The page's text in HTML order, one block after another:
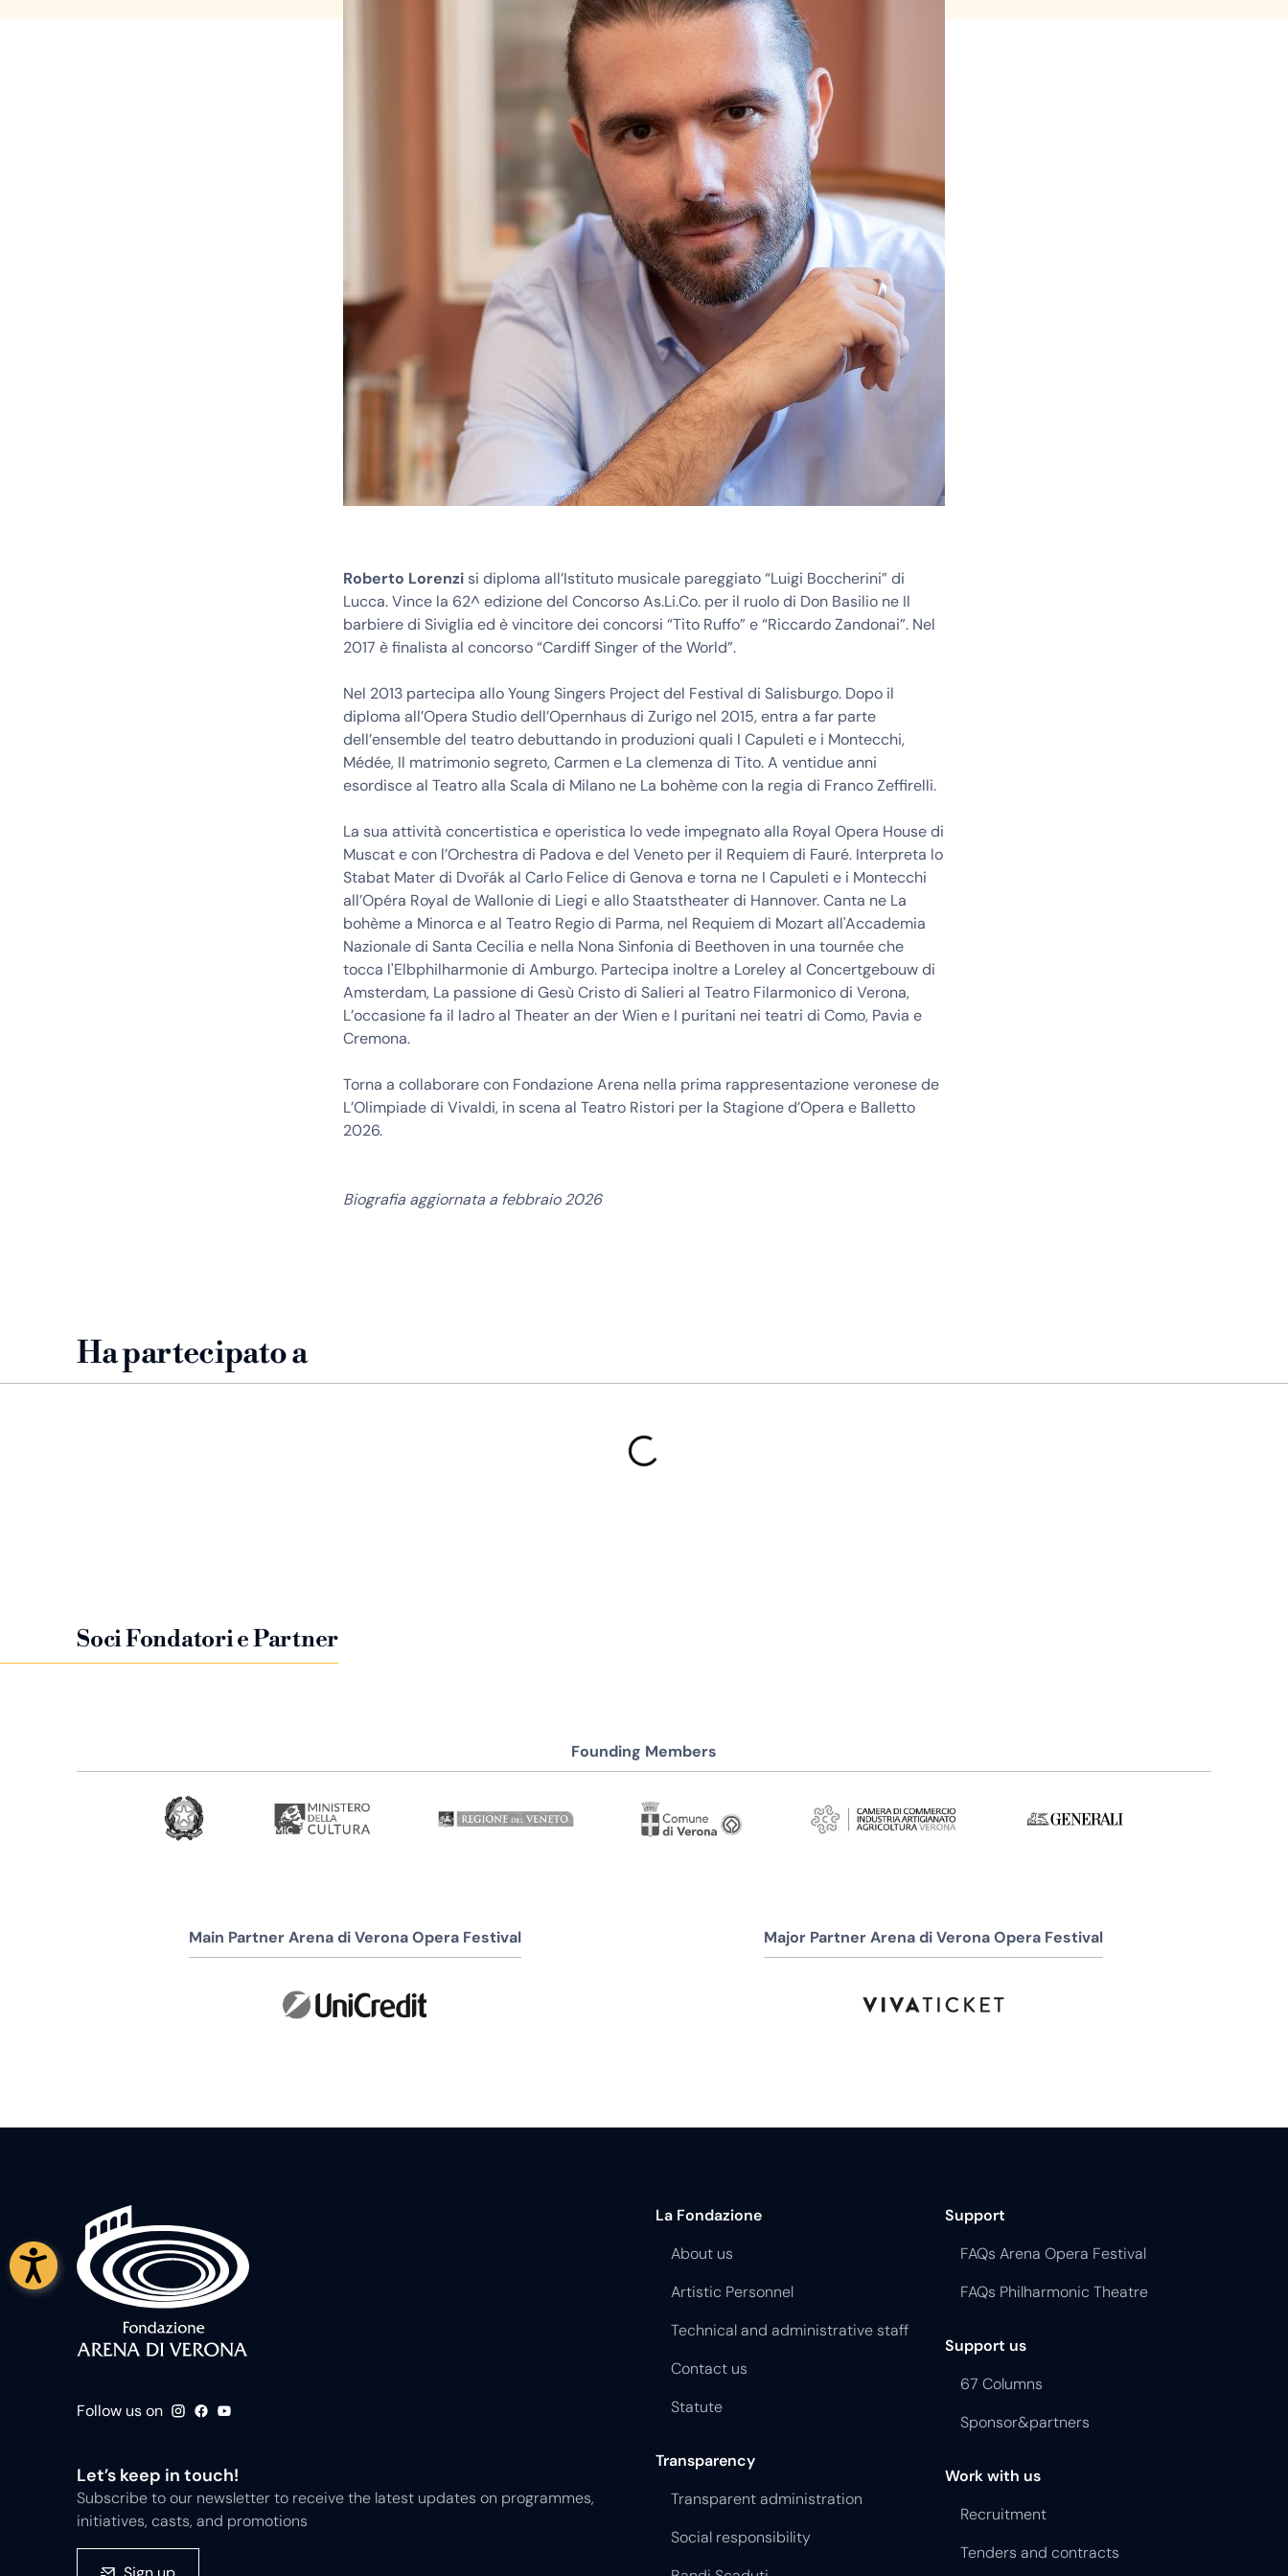
Roberto Lorenzi si diploma all’Istituto musicale pareggiato “Luigi Boccherini” di
Lucca. Vince la 62^ edizione del Concorso As.Li.Co. per il ruolo di Don Basilio ne Il
barbiere di Siviglia ed è vincitore dei concorsi “Tito Ruffo” e “Riccardo Zandonai”. Nel
2017 è finalista al concorso “Cardiff Singer of the World”.
Nel 2013 partecipa allo Young Singers Project del Festival di Salisburgo. Dopo il
diploma all’Opera Studio dell’Opernhaus di Zurigo nel 2015, entra a far parte
dell’ensemble del teatro debuttando in produzioni quali I Capuleti e i Montecchi,
Médée, Il matrimonio segreto, Carmen e La clemenza di Tito. A ventidue anni
esordisce al Teatro alla Scala di Milano ne La bohème con la regia di Franco Zeffirelli.
La sua attività concertistica e operistica lo vede impegnato alla Royal Opera House di
Muscat e con l’Orchestra di Padova e del Veneto per il Requiem di Fauré. Interpreta lo
Stabat Mater di Dvořák al Carlo Felice di Genova e torna ne I Capuleti e i Montecchi
all’Opéra Royal de Wallonie di Liegi e allo Staatstheater di Hannover. Canta ne La
bohème a Minorca e al Teatro Regio di Parma, nel Requiem di Mozart all'Accademia
Nazionale di Santa Cecilia e nella Nona Sinfonia di Beethoven in una tournée che
tocca l'Elbphilharmonie di Amburgo. Partecipa inoltre a Loreley al Concertgebouw di
Amsterdam, La passione di Gesù Cristo di Salieri al Teatro Filarmonico di Verona,
L’occasione fa il ladro al Theater an der Wien e I puritani nei teatri di Como, Pavia e
Cremona.
Torna a collaborare con Fondazione Arena nella prima rappresentazione veronese de
L’Olimpiade di Vivaldi, in scena al Teatro Ristori per la Stagione d’Opera e Balletto
2026.
Biografia aggiornata a febbraio 2026
Ha partecipato a
Soci Fondatori e Partner
Founding Members
Main Partner Arena di Verona Opera Festival Major Partner Arena di Verona Opera Festival
Follow us on
Let’s keep in touch!
Subscribe to our newsletter to receive the latest updates on programmes,
initiatives, casts, and promotions
La Fondazione
About us
Artistic Personnel
Technical and administrative staff
Contact us
Statute
Transparency
Transparent administration
Social responsibility
Support
FAQs Arena Opera Festival
FAQs Philharmonic Theatre
Support us
67 Columns
Sponsor&partners
Work with us
Recruitment
Tenders and contracts